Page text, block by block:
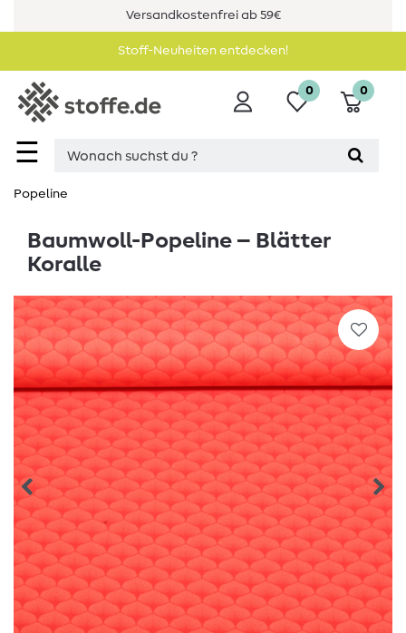
Versandkostenfrei ab 59€
Stoff-Neuheiten entdecken!
☰
0 0
Popeline
Baumwoll-Popeline – Blätter
Koralle